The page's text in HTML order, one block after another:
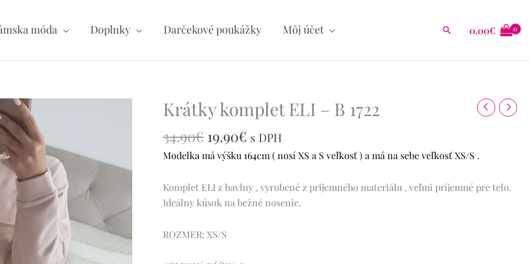
móda Doplnky Darčekové poukážky Môj účet Hľadať0.00€
Krátky komplet ELI – B 1722
34.90€
Pôvodná
cena
bola:
34.90€.
19.90€
Aktuálna
cena
je:
19.90€.
s DPH
Modelka má výšku 164cm ( nosí XS a S veľkosť ) a má na sebe veľkosť XS/S .
Komplet ELI z bavlny , vyrobené z prijemného materiálu , veľmi príjemné pre telo.
Ideálny kúsok na bežné nosenie.
ROZMER: XS/S
množstvo
komplet
ELI
B
1722